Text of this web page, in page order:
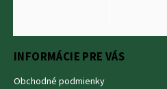
INFORMÁCIE PRE VÁS
Obchodné podmienky